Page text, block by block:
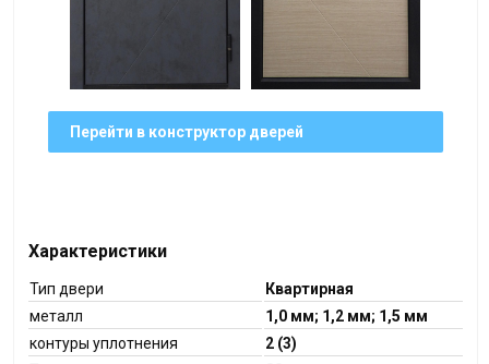
Перейти в конструктор дверей
Характеристики
Тип двери
Квартирная
металл
1,0 мм; 1,2 мм; 1,5 мм
контуры уплотнения
2 (3)